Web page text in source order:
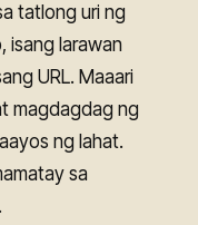
tatlong uri ng
isang larawan
URL. Maaari
magdagdag ng
ng lahat.
sa